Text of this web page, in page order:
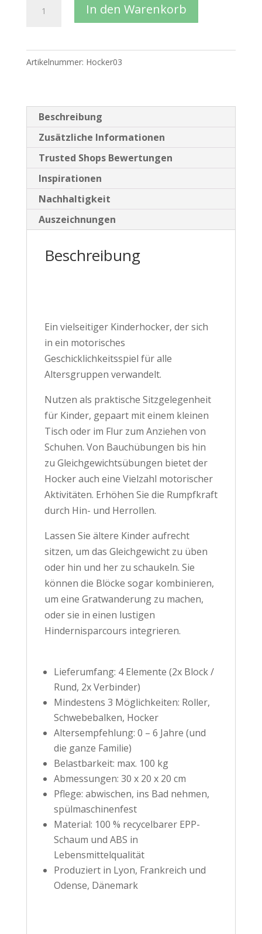
Bauspielzeug
mint
Menge
In den Warenkorb
Artikelnummer: Hocker03
Beschreibung
Zusätzliche Informationen
Trusted Shops Bewertungen
Inspirationen
Nachhaltigkeit
Auszeichnungen
Beschreibung
Ein vielseitiger Kinderhocker, der sich
in ein motorisches
Geschicklichkeitsspiel für alle
Altersgruppen verwandelt.
Nutzen als praktische Sitzgelegenheit
für Kinder, gepaart mit einem kleinen
Tisch oder im Flur zum Anziehen von
Schuhen. Von Bauchübungen bis hin
zu Gleichgewichtsübungen bietet der
Hocker auch eine Vielzahl motorischer
Aktivitäten. Erhöhen Sie die Rumpfkraft
durch Hin- und Herrollen.
Lassen Sie ältere Kinder aufrecht
sitzen, um das Gleichgewicht zu üben
oder hin und her zu schaukeln. Sie
können die Blöcke sogar kombinieren,
um eine Gratwanderung zu machen,
oder sie in einen lustigen
Hindernisparcours integrieren.
Lieferumfang: 4 Elemente (2x Block /
Rund, 2x Verbinder)
Mindestens 3 Möglichkeiten: Roller,
Schwebebalken, Hocker
Altersempfehlung: 0 – 6 Jahre (und
die ganze Familie)
Belastbarkeit: max. 100 kg
Abmessungen: 30 x 20 x 20 cm
Pflege: abwischen, ins Bad nehmen,
spülmaschinenfest
Material: 100 % recycelbarer EPP-
Schaum und ABS in
Lebensmittelqualität
Produziert in Lyon, Frankreich und
Odense, Dänemark